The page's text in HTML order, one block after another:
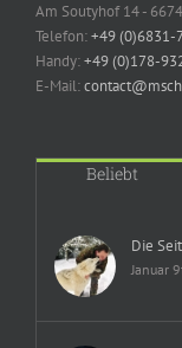
Am Soutyhof 14 -
Telefon:+49 (0)6831-
Handy:+49 (0)178-
E-Mail:
Beliebt
Die
Januar